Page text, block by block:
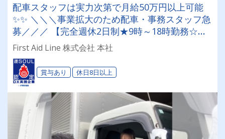
配車スタッフは実力次第で月給50万円以上可能
✨✨ ＼＼＼事業拡大のため配車・事務スタッフ急
募／／／ 【完全週休2日制★9時～18時勤務☆平
日休みも可能★ジム設備あり☆ライフワークバラ
ンス抜群の環境です★】
First Aid Line 株式会社 本社
賞与あり 休日8日以上